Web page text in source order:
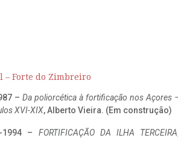
– Forte do Zimbreiro
– Da poliorcética à fortificação nos Açores
XVI-XIX, Alberto Vieira. (Em construção)
1994 – FORTIFICAÇÃO DA ILHA TERCEIRA